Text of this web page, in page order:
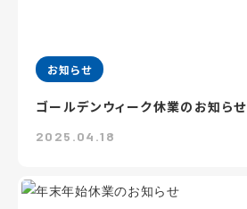
お知らせ
ゴールデンウィーク休業のお知らせ
2025.04.18